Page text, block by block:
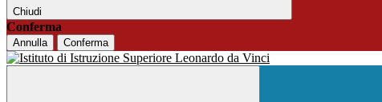
Chiudi
Conferma
Annulla Conferma